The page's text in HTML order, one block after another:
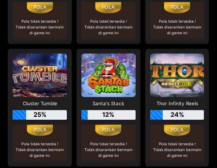
Pola tidak tersedia !
Tidak disarankan bermain
di game ini
Pola tidak tersedia !
Tidak disarankan bermain
di game ini
Pola tidak tersedia !
Tidak disarankan bermain
di game ini
Cluster Tumble
25%
Pola tidak tersedia !
Tidak disarankan bermain
di game ini
Santa's Stack
12%
Pola tidak tersedia !
Tidak disarankan bermain
di game ini
Thor Infinity Reels
24%
Pola tidak tersedia !
Tidak disarankan bermain
di game ini